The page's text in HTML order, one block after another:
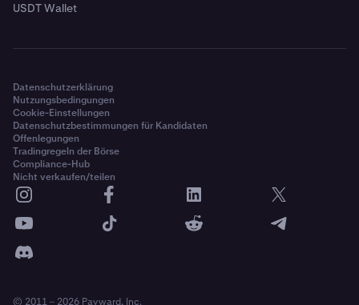
USDT Wallet
Datenschutzerklärung
Nutzungsbedingungen
Cookie-Einstellungen
Datenschutzbestimmungen für Kandidaten
Offenlegungen
Tradingregeln der Börse
Compliance-Hub
Nicht verkaufen/teilen
© 2011 – 2026 Payward, Inc.